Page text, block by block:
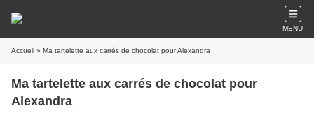
MENU
Accueil » Ma tartelette aux carrés de chocolat pour Alexandra
Ma tartelette aux carrés de chocolat pour
Alexandra